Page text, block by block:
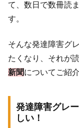
て、数日で数冊読
す。
そんな発達障害グ
たくなり、それが
新聞についてご紹
発達障害グレ
しい！